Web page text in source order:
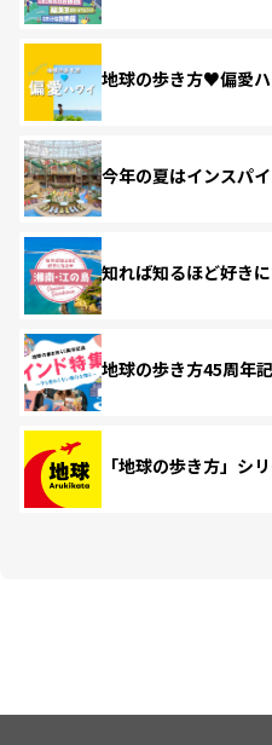
地球の歩き方♥偏愛
今年の夏はインスパイ
知れば知るほど好き
地球の歩き方45周年
「地球の歩き方」シ